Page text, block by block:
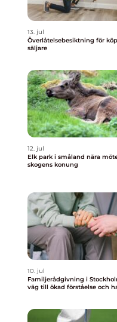
13. jul
Överlåtelsebesiktning för
säljare
12. jul
Elk park i småland nära möten med
skogens konung
10. jul
Familjerådgivning i
väg till ökad förståelse och